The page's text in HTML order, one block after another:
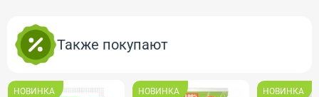
Также покупают
НОВИНКА НОВИНКА НОВИНКА